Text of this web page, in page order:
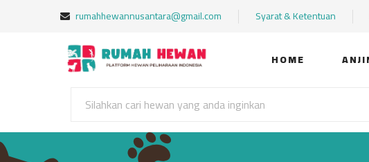
rumahhewannusantara@gmail.com Syarat & Ketentuan
HOME